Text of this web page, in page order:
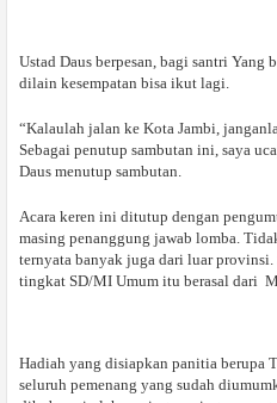
Ustad Daus berpesan, bagi santri Yang
dilain kesempatan bisa ikut lagi.
“Kalaulah jalan ke Kota Jambi,
Sebagai penutup sambutan ini, saya
Daus menutup sambutan.
Acara keren ini ditutup dengan
masing penanggung jawab lomba.
ternyata banyak juga dari luar
tingkat SD/MI Umum itu berasal dari
Hadiah yang disiapkan panitia berupa
seluruh pemenang yang sudah